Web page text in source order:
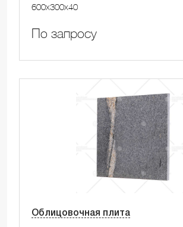
600x300x40
По запросу
Облицовочная плита